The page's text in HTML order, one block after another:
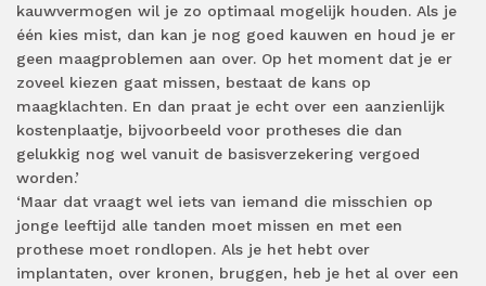
kauwvermogen wil je zo optimaal mogelijk houden. Als je
één kies mist, dan kan je nog goed kauwen en houd je er
geen maagproblemen aan over. Op het moment dat je er
zoveel kiezen gaat missen, bestaat de kans op
maagklachten. En dan praat je echt over een aanzienlijk
kostenplaatje, bijvoorbeeld voor protheses die dan
gelukkig nog wel vanuit de basisverzekering vergoed
worden.’
‘Maar dat vraagt wel iets van iemand die misschien op
jonge leeftijd alle tanden moet missen en met een
prothese moet rondlopen. Als je het hebt over
implantaten, over kronen, bruggen, heb je het al over een